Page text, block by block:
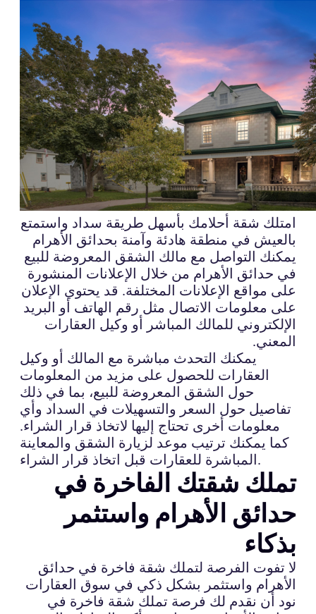
امتلك شقة أحلامك بأسهل طريقة سداد واستمتع
بالعيش في منطقة هادئة وآمنة بحدائق الأهرام
يمكنك التواصل مع مالك الشقق المعروضة للبيع
في حدائق الأهرام من خلال الإعلانات المنشورة
على مواقع الإعلانات المختلفة. قد يحتوي الإعلان
على معلومات الاتصال مثل رقم الهاتف أو البريد
الإلكتروني للمالك المباشر أو وكيل العقارات
المعني.
يمكنك التحدث مباشرة مع المالك أو وكيل
العقارات للحصول على مزيد من المعلومات
حول الشقق المعروضة للبيع، بما في ذلك
تفاصيل حول السعر والتسهيلات في السداد وأي
معلومات أخرى تحتاج إليها لاتخاذ قرار الشراء.
كما يمكنك ترتيب موعد لزيارة الشقق والمعاينة
المباشرة للعقارات قبل اتخاذ قرار الشراء.
تملك شقتك الفاخرة في
حدائق الأهرام واستثمر
بذكاء
لا تفوت الفرصة لتملك شقة فاخرة في حدائق
الأهرام واستثمر بشكل ذكي في سوق العقارات
نود أن نقدم لك فرصة تملك شقة فاخرة في